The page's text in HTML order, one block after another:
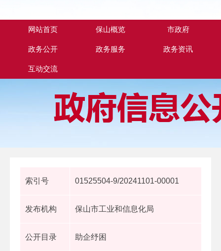
网站首页 保山概览 市政府
政务公开 政务服务 政务资讯
互动交流
索引号 01525504-9/20241101-00001
发布机构 保山市工业和信息化局
公开目录 助企纾困